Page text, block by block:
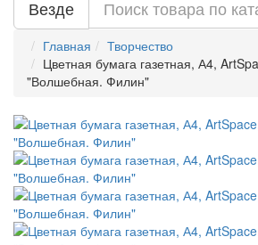
Везде
Главная
Творчество
Цветная бумага газетная, А4,
"Волшебная. Филин"